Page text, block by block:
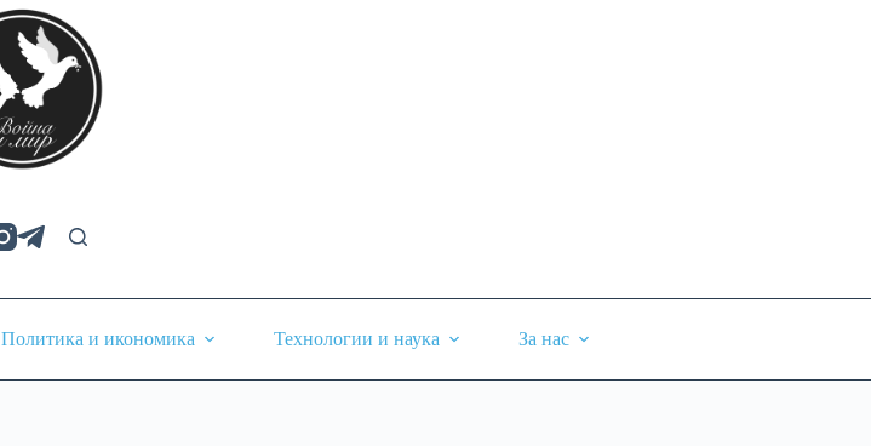
Политика и икономика Технологии и наука За нас